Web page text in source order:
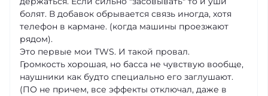
болят. В добавок обрывается связь иногда, хотя
телефон в кармане. (когда машины проезжают
рядом).
Это первые мои TWS. И такой провал.
Громкость хорошая, но басса не чувствую вообще,
наушники как будто специально его заглушают.
(ПО не причем, все эффекты отключал, даже в